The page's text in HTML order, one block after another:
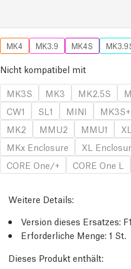
MK4 MK3.9 MK4S
Nicht kompatibel mit
MK3S
MK3 MK2.5S
CW1
SL1 MINI MK3S+
MK2
MMU2 MMU1 XL
MKx Enclosure
XL
CORE One/+
CORE One L
Weitere Details:
Version dieses Ersatzes: F1
Erforderliche Menge: 1 St.
Dieses Produkt enthält: